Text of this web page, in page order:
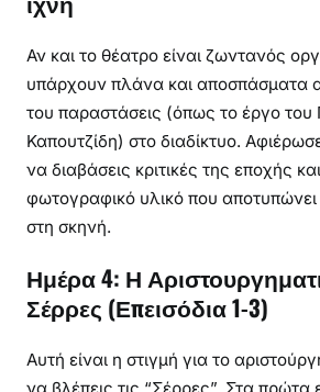
Αν και το θέατρο είναι ζωντανός
υπάρχουν πλάνα και αποσπάσματα
του παραστάσεις (όπως το έργο του
Καπουτζίδη) στο διαδίκτυο.
να διαβάσεις κριτικές της εποχής
φωτογραφικό υλικό που αποτυπώνει
στη σκηνή.
Ημέρα 4: Η
Σέρρες (Επεισόδια 1-3)
Αυτή είναι η στιγμή για το
να βλέπεις τις “Σέρρες”. Στα πρώτα